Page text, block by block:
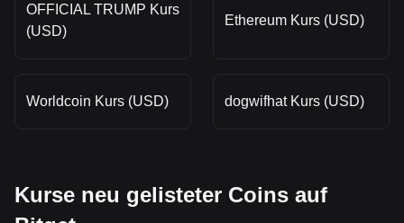
OFFICIAL TRUMP Kurs
(USD)
Ethereum Kurs (USD)
Worldcoin Kurs (USD) dogwifhat Kurs (USD)
Kurse neu gelisteter Coins auf